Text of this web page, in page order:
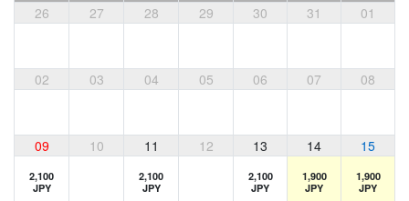
26
27 28 29 30 31 01
02 03 04 05 06 07 08
09 10 11 12 13 14 15
2,100
JPY
2,100
JPY
2,100
JPY
1,900
JPY
1,900
JPY